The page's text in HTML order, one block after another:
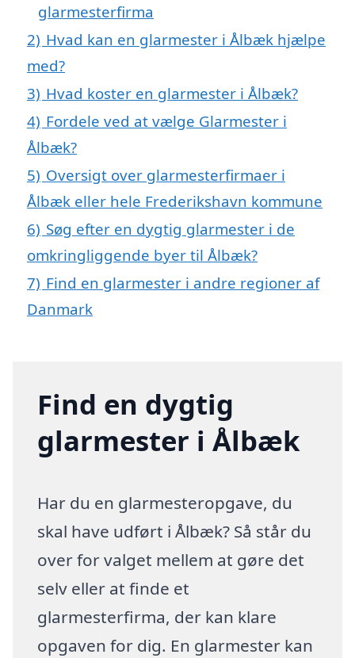
glarmesterfirma
2) Hvad kan en glarmester i Ålbæk hjælpe
med?
3) Hvad koster en glarmester i Ålbæk?
4) Fordele ved at vælge Glarmester i
Ålbæk?
5) Oversigt over glarmesterfirmaer i
Ålbæk eller hele Frederikshavn kommune
6) Søg efter en dygtig glarmester i de
omkringliggende byer til Ålbæk?
7) Find en glarmester i andre regioner af
Danmark
Find en dygtig
glarmester i Ålbæk
Har du en glarmesteropgave, du
skal have udført i Ålbæk? Så står du
over for valget mellem at gøre det
selv eller at finde et
glarmesterfirma, der kan klare
opgaven for dig. En glarmester kan